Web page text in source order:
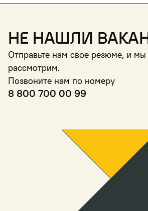
Не нашли
Отправьте нам свое резюме, и мы
рассмотрим.
Позвоните нам по номеру
8 800 700 00 99